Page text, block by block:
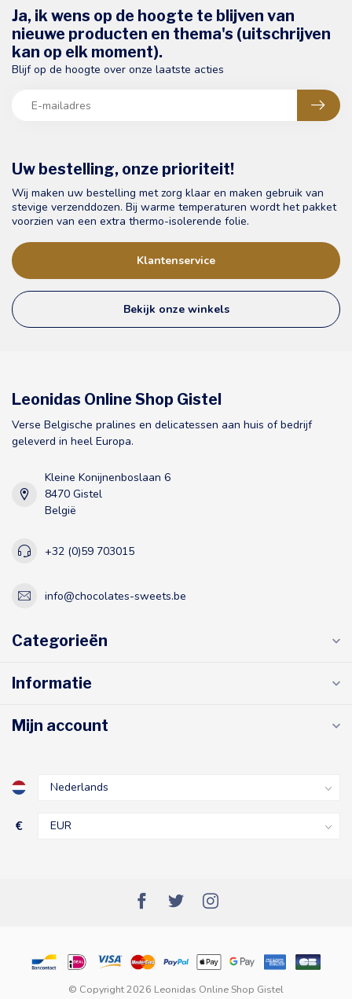
Uw bestelling, onze prioriteit!
Wij maken uw bestelling met zorg klaar en maken gebruik van
stevige verzenddozen. Bij warme temperaturen wordt het pakket
voorzien van een extra thermo-isolerende folie.
Klantenservice
Bekijk onze winkels
Ja, ik wens op de hoogte te blijven van
nieuwe producten en thema's (uitschrijven
kan op elk moment).
Blijf op de hoogte over onze laatste acties
Leonidas Online Shop Gistel
Verse Belgische pralines en delicatessen aan huis of bedrijf
geleverd in heel Europa.
Kleine Konijnenboslaan 6
8470 Gistel
België
+32 (0)59 703015
info@chocolates-sweets.be
Categorieën
Informatie
Mijn account
€
© Copyright 2026 Leonidas Online Shop Gistel